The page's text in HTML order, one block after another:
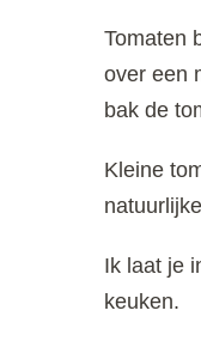
Tomaten
over een
bak de
Kleine
Ik laat je
keuken.